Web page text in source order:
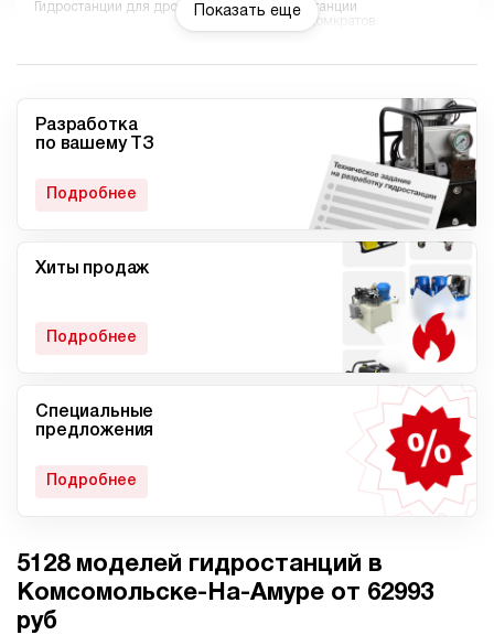
Гидростанции для дровокола
Гидростанции
гидродомкратов
Гидростанции для токарного
Мини гидростанции
Компактные гидростанции
Мобильные гидростанции Гидростанции с ДВС
Гидростанции с
пневмоприводом
Гидростанции высокого
давления c электроприводом
Показать еще
Разработка
по вашему ТЗ
Подробнее
Хиты продаж
Подробнее
Специальные
предложения
Подробнее
5128 моделей гидростанций в
Комсомольске-На-Амуре от 62993
руб